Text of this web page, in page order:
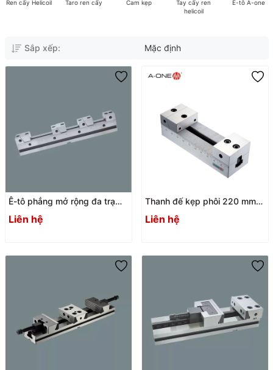
Ren cấy Helicoil Taro ren cấy Cam kẹp
Tay cấy ren
helicoil
Ê-tô A-one
Sắp xếp: Mặc định
Ê-tô phẳng mở rộng đa trạm
A-ONE 3A-110301 / 3A-
110302
Liên hệ
Thanh đế kẹp phôi 220 mm
A-ONE 3A-110010
Liên hệ